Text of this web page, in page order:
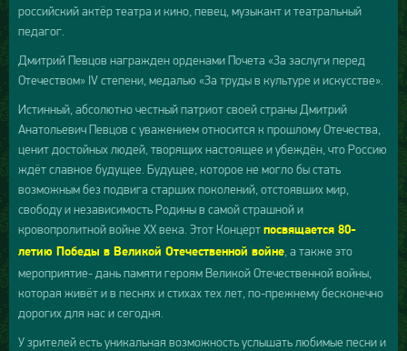
российский актёр театра и кино, певец, музыкант и театральный
педагог.
Дмитрий Певцов награжден орденами Почета «За заслуги перед
Отечеством» IV степени, медалью «За труды в культуре и искусстве».
Истинный, абсолютно честный патриот своей страны Дмитрий
Анатольевич Певцов с уважением относится к прошлому Отечества,
ценит достойных людей, творящих настоящее и убеждён, что Россию
ждёт славное будущее. Будущее, которое не могло бы стать
возможным без подвига старших поколений, отстоявших мир,
свободу и независимость Родины в самой страшной и
кровопролитной войне ХХ века. Этот Концерт посвящается 80-
летию Победы в Великой Отечественной войне, а также это
мероприятие- дань памяти героям Великой Отечественной войны,
которая живёт и в песнях и стихах тех лет, по-прежнему бесконечно
дорогих для нас и сегодня.
У зрителей есть уникальная возможность услышать любимые песни и